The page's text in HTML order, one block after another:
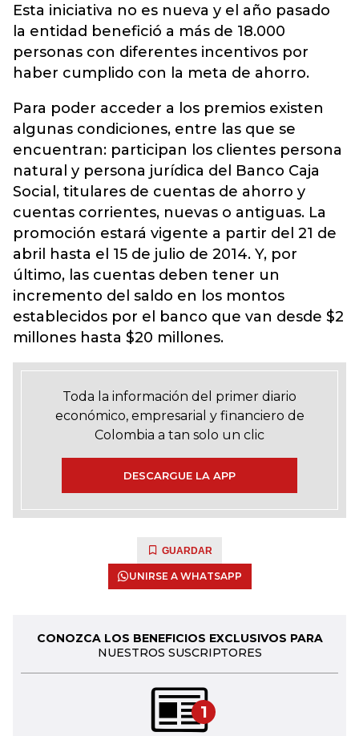
Esta iniciativa no es nueva y el año pasado
la entidad benefició a más de 18.000
personas con diferentes incentivos por
haber cumplido con la meta de ahorro.
Para poder acceder a los premios existen
algunas condiciones, entre las que se
encuentran: participan los clientes persona
natural y persona jurídica del Banco Caja
Social, titulares de cuentas de ahorro y
cuentas corrientes, nuevas o antiguas. La
promoción estará vigente a partir del 21 de
abril hasta el 15 de julio de 2014. Y, por
último, las cuentas deben tener un
incremento del saldo en los montos
establecidos por el banco que van desde $2
millones hasta $20 millones.
Toda la información del primer diario
económico, empresarial y financiero de
Colombia a tan solo un clic
DESCARGUE LA APP
GUARDAR
UNIRSE A WHATSAPP
CONOZCA LOS BENEFICIOS EXCLUSIVOS PARA
NUESTROS SUSCRIPTORES
1